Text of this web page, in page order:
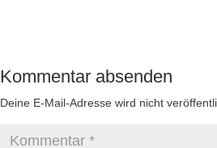
Kommentar absenden
Deine E-Mail-Adresse wird nicht